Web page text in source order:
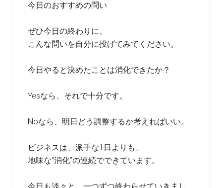
今日のおすすめの問い
ぜひ今日の終わりに、
こんな問いを自分に投げてみてください。
今日やると決めたことは消化できたか？
Yesなら、それで十分です。
Noなら、明日どう調整するか考えればいい。
ビジネスは、派手な1日よりも、
地味な“消化”の連続でできています。